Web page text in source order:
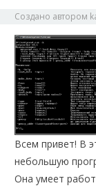
Создано автором
Всем привет! В
небольшую
Она умеет